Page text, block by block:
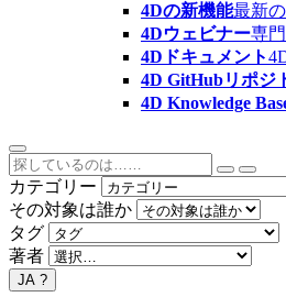
4Dの新機能最新
4Dウェビナー専
4Dドキュメント
4D GitHubリポジ
4D Knowledge
カテゴリー
その対象は誰か
タグ
著者
JA ?